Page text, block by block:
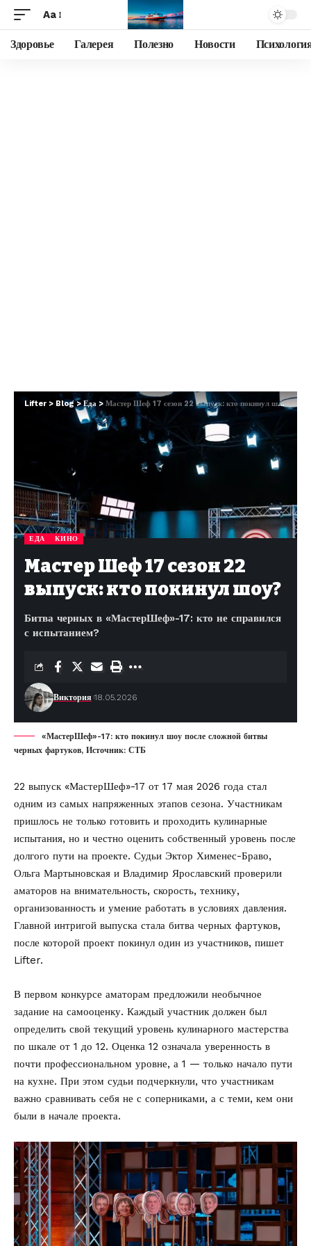
Aa
Здоровье Галерея Полезно Новости
Lifter > Blog>Еда > Мастер Шеф 17 сезон 22 выпуск: кто покинул шоу?
ЕДА КИНО
Мастер Шеф 17 сезон 22
выпуск: кто покинул шоу?
Битва черных в «МастерШеф»-17: кто не справился
с испытанием?
Виктория 18.05.2026
«МастерШеф»-17: кто покинул шоу после сложной битвы
черных фартуков, Источник: СТБ
22 выпуск «МастерШеф»-17 от 17 мая 2026 года стал
одним из самых напряженных этапов сезона. Участникам
пришлось не только готовить и проходить кулинарные
испытания, но и честно оценить собственный уровень после
долгого пути на проекте. Судьи Эктор Хименес-Браво,
Ольга Мартыновская и Владимир Ярославский проверили
аматоров на внимательность, скорость, технику,
организованность и умение работать в условиях давления.
Главной интригой выпуска стала битва черных фартуков,
после которой проект покинул один из участников, пишет
Lifter.
В первом конкурсе аматорам предложили необычное
задание на самооценку. Каждый участник должен был
определить свой текущий уровень кулинарного мастерства
по шкале от 1 до 12. Оценка 12 означала уверенность в
почти профессиональном уровне, а 1 — только начало пути
на кухне. При этом судьи подчеркнули, что участникам
важно сравнивать себя не с соперниками, а с теми, кем они
были в начале проекта.